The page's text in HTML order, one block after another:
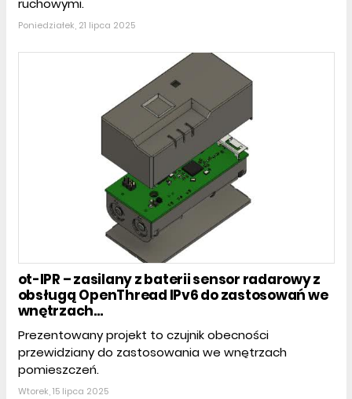
ruchowymi.
Poniedziałek, 21 lipca 2025
ot-IPR – zasilany z baterii sensor radarowy z
obsługą OpenThread IPv6 do zastosowań we
wnętrzach...
Prezentowany projekt to czujnik obecności
przewidziany do zastosowania we wnętrzach
pomieszczeń.
Wtorek, 15 lipca 2025